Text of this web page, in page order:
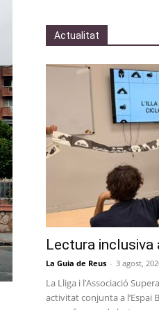
Actualitat
Lectura inclusiva
La Guia de Reus - 3 agost,
La Lliga i l’Associació
activitat conjunta a l’Espai